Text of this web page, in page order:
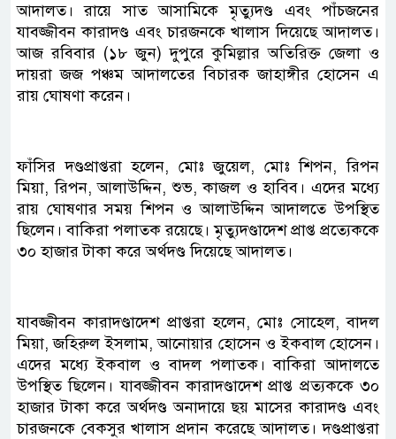
আদালত। রায়ে সাত আসামিকে মৃত্যুদণ্ড এবং পাঁচজনের
যাবজ্জীবন কারাদণ্ড এবং চারজনকে খালাস দিয়েছে আদালত।
আজ রবিবার (১৮ জুন) দুপুরে কুমিল্লার অতিরিক্ত জেলা ও
দায়রা জজ পঞ্চম আদালতের বিচারক জাহাঙ্গীর হোসেন এ
রায় ঘোষণা করেন।
ফাঁসির দণ্ডপ্রাপ্তরা হলেন, মোঃ জুয়েল, মোঃ শিপন, রিপন
মিয়া, রিপন, আলাউদ্দিন, শুভ, কাজল ও হাবিব। এদের মধ্যে
রায় ঘোষণার সময় শিপন ও আলাউদ্দিন আদালতে উপস্থিত
ছিলেন। বাকিরা পলাতক রয়েছে। মৃত্যুদণ্ডাদেশ প্রাপ্ত প্রত্যেককে
৩০ হাজার টাকা করে অর্থদণ্ড দিয়েছে আদালত।
যাবজ্জীবন কারাদণ্ডাদেশ প্রাপ্তরা হলেন, মোঃ সোহেল, বাদল
মিয়া, জহিরুল ইসলাম, আনোয়ার হোসেন ও ইকবাল হোসেন।
এদের মধ্যে ইকবাল ও বাদল পলাতক। বাকিরা আদালতে
উপস্থিত ছিলেন। যাবজ্জীবন কারাদণ্ডাদেশ প্রাপ্ত প্রত্যককে ৩০
হাজার টাকা করে অর্থদণ্ড অনাদায়ে ছয় মাসের কারাদণ্ড এবং
চারজনকে বেকসুর খালাস প্রদান করেছে আদালত। দণ্ডপ্রাপ্তরা